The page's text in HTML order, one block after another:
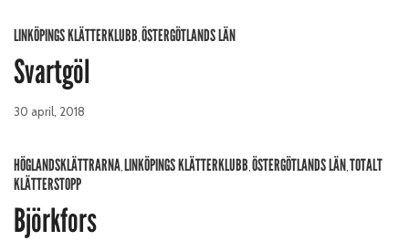
LINKÖPINGS KLÄTTERKLUBB,ÖSTERGÖTLANDS LÄN
Svartgöl
30 april, 2018
HÖGLANDSKLÄTTRARNA,LINKÖPINGS KLÄTTERKLUBB,ÖSTERGÖTLANDS LÄN,TOTALT
KLÄTTERSTOPP
Björkfors